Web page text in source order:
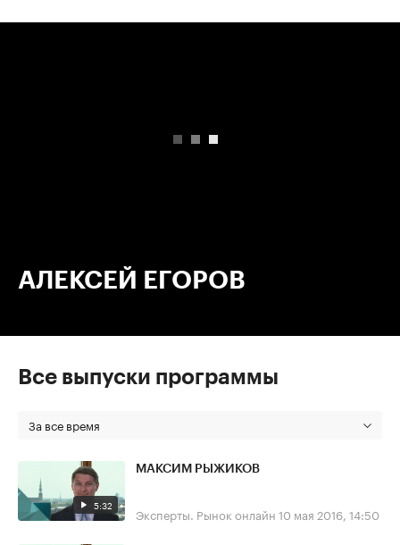
АЛЕКСЕЙ ЕГОРОВ
Все выпуски программы
За все время
5:32
МАКСИМ РЫЖИКОВ
Эксперты. Рынок онлайн 10 мая 2016, 14:50